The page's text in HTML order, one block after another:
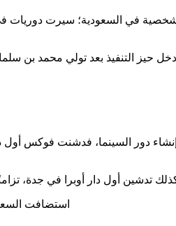
في السعودية؛ سيرت ‏دوريات
استضافت